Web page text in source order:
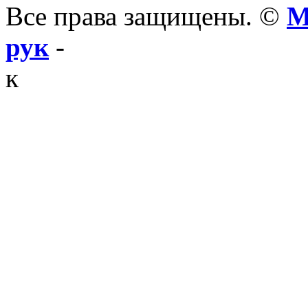
Все права защищены. ©
рук-
к